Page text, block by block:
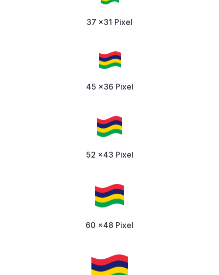
37 x31 Pixel
45 x36 Pixel
52 x43 Pixel
60 x48 Pixel